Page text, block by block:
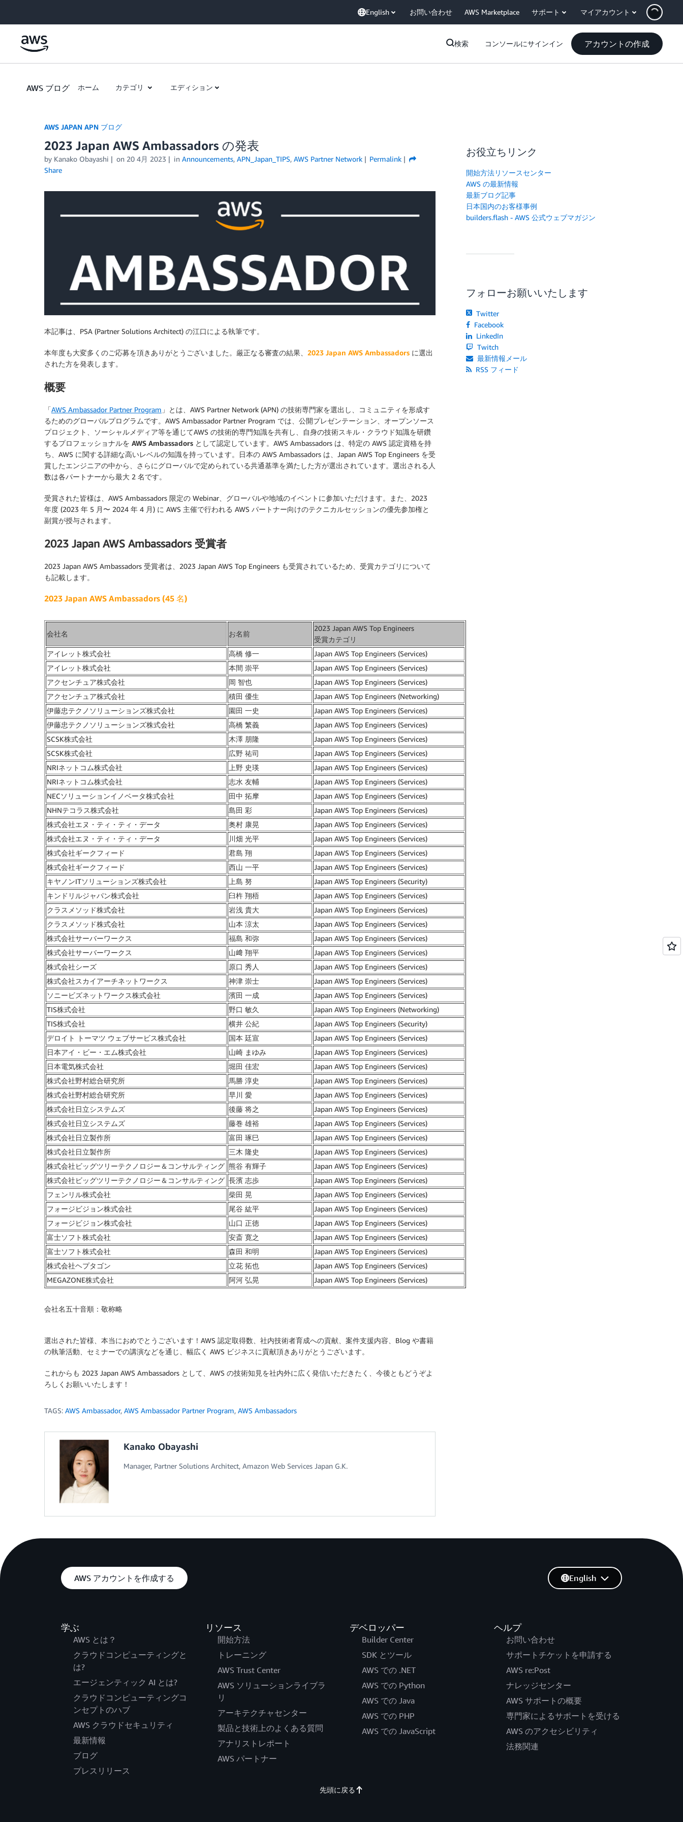
English お問い合わせ AWS Marketplace サポート マイアカウント
検索 コンソールにサインイン アカウントの作成
AWS ブログ ホーム カテゴリ エディション
AWS JAPAN APN ブログ
2023 Japan AWS Ambassadors の発表
by Kanako Obayashi on 20 4月 2023 in Announcements, APN_Japan_TIPS, AWS Partner Network
Permalink
Share
本記事は、PSA (Partner Solutions Architect) の江口による執筆です。
本年度も大変多くのご応募を頂きありがとうございました。厳正なる審査の結果、 2023 Japan AWS Ambassadors に選出
された方を発表します。
概要
「AWS Ambassador Partner Program 」とは、AWS Partner Network (APN) の技術専門家を選出し、コミュニティを形成す
るためのグローバルプログラムです。AWS Ambassador Partner Program では、公開プレゼンテーション、オープンソース
プロジェクト、ソーシャルメディア等を通じてAWS の技術的専門知識を共有し、自身の技術スキル・クラウド知識を研鑽
するプロフェッショナルを AWS Ambassadors として認定しています。AWS Ambassadors は、特定の AWS 認定資格を持
ち、AWS に関する詳細な高いレベルの知識を持っています。日本の AWS Ambassadors は、Japan AWS Top Engineers を受
賞したエンジニアの中から、さらにグローバルで定められている共通基準を満たした方が選出されています。選出される人
数は各パートナーから最大 2 名です。
受賞された皆様は、AWS Ambassadors 限定の Webinar、グローバルや地域のイベントに参加いただけます。また、2023
年度 (2023 年 5 月〜 2024 年 4 月) に AWS 主催で行われる AWS パートナー向けのテクニカルセッションの優先参加権と
副賞が授与されます。
2023 Japan AWS Ambassadors 受賞者
2023 Japan AWS Ambassadors 受賞者は、2023 Japan AWS Top Engineers も受賞されているため、受賞カテゴリについて
も記載します。
2023 Japan AWS Ambassadors (45 名)
会社名 お名前
2023 Japan AWS Top Engineers
受賞カテゴリ
アイレット株式会社
高橋 修一
Japan AWS Top Engineers (Services)
アイレット株式会社
本間 崇平
Japan AWS Top Engineers (Services)
アクセンチュア株式会社
岡 智也
Japan AWS Top Engineers (Services)
アクセンチュア株式会社
積田 優生
Japan AWS Top Engineers (Networking)
伊藤忠テクノソリューションズ株式会社
園田 一史
Japan AWS Top Engineers (Services)
伊藤忠テクノソリューションズ株式会社
高橋 繁義
Japan AWS Top Engineers (Services)
SCSK株式会社
木澤 朋隆
Japan AWS Top Engineers (Services)
SCSK株式会社
広野 祐司
Japan AWS Top Engineers (Services)
NRIネットコム株式会社
上野 史瑛
Japan AWS Top Engineers (Services)
NRIネットコム株式会社
志水 友輔
Japan AWS Top Engineers (Services)
NECソリューションイノベータ株式会社
田中 拓摩
Japan AWS Top Engineers (Services)
NHNテコラス株式会社
島田 彩
Japan AWS Top Engineers (Services)
株式会社エヌ・ティ・ティ・データ
奥村 康晃
Japan AWS Top Engineers (Services)
株式会社エヌ・ティ・ティ・データ
川畑 光平
Japan AWS Top Engineers (Services)
株式会社ギークフィード
君島 翔
Japan AWS Top Engineers (Services)
株式会社ギークフィード
西山 一平
Japan AWS Top Engineers (Services)
キヤノンITソリューションズ株式会社
上島 努
Japan AWS Top Engineers (Security)
キンドリルジャパン株式会社
臼杵 翔梧
Japan AWS Top Engineers (Services)
クラスメソッド株式会社
岩浅 貴大
Japan AWS Top Engineers (Services)
クラスメソッド株式会社
山本 涼太
Japan AWS Top Engineers (Services)
株式会社サーバーワークス
福島 和弥
Japan AWS Top Engineers (Services)
株式会社サーバーワークス
山﨑 翔平
Japan AWS Top Engineers (Services)
株式会社シーズ
原口 秀人
Japan AWS Top Engineers (Services)
株式会社スカイアーチネットワークス
神津 崇士
Japan AWS Top Engineers (Services)
ソニービズネットワークス株式会社
濱田 一成
Japan AWS Top Engineers (Services)
TIS株式会社
野口 敏久
Japan AWS Top Engineers (Networking)
TIS株式会社
横井 公紀
Japan AWS Top Engineers (Security)
デロイト トーマツ ウェブサービス株式会社
国本 廷宣
Japan AWS Top Engineers (Services)
日本アイ・ビー・エム株式会社
山崎 まゆみ
Japan AWS Top Engineers (Services)
日本電気株式会社
堀田 佳宏
Japan AWS Top Engineers (Services)
株式会社野村総合研究所
馬勝 淳史
Japan AWS Top Engineers (Services)
株式会社野村総合研究所
早川 愛
Japan AWS Top Engineers (Services)
株式会社日立システムズ
後藤 将之
Japan AWS Top Engineers (Services)
株式会社日立システムズ
藤巻 雄裕
Japan AWS Top Engineers (Services)
株式会社日立製作所
富田 琢巳
Japan AWS Top Engineers (Services)
株式会社日立製作所
三木 隆史
Japan AWS Top Engineers (Services)
株式会社ビッグツリーテクノロジー＆コンサルティング 熊谷 有輝子
Japan AWS Top Engineers (Services)
株式会社ビッグツリーテクノロジー＆コンサルティング 長濱 志歩
Japan AWS Top Engineers (Services)
フェンリル株式会社
柴田 晃
Japan AWS Top Engineers (Services)
フォージビジョン株式会社
尾谷 紘平
Japan AWS Top Engineers (Services)
フォージビジョン株式会社
山口 正徳
Japan AWS Top Engineers (Services)
富士ソフト株式会社
安斎 寛之
Japan AWS Top Engineers (Services)
富士ソフト株式会社
森田 和明
Japan AWS Top Engineers (Services)
株式会社ヘプタゴン
立花 拓也
Japan AWS Top Engineers (Services)
MEGAZONE株式会社
阿河 弘晃 Japan AWS Top Engineers (Services)
会社名五十音順：敬称略
選出された皆様、本当におめでとうございます！AWS 認定取得数、社内技術者育成への貢献、案件支援内容、Blog や書籍
の執筆活動、セミナーでの講演などを通じ、幅広く AWS ビジネスに貢献頂きありがとうございます。
これからも 2023 Japan AWS Ambassadors として、AWS の技術知見を社内外に広く発信いただきたく、今後ともどうぞよ
ろしくお願いいたします！
TAGS: AWS Ambassador, AWS Ambassador Partner Program, AWS Ambassadors
Kanako Obayashi
Manager, Partner Solutions Architect, Amazon Web Services Japan G.K.
お役立ちリンク
開始方法リソースセンター
AWS の最新情報
最新ブログ記事
日本国内のお客様事例
builders.flash - AWS 公式ウェブマガジン
フォローお願いいたします
Twitter
Facebook
LinkedIn
Twitch
最新情報メール
RSS フィード
AWS アカウントを作成する
学ぶ
AWS とは？
クラウドコンピューティングと
は?
エージェンティック AI とは?
クラウドコンピューティングコ
ンセプトのハブ
AWS クラウドセキュリティ
最新情報
ブログ
プレスリリース
リソース
開始方法
トレーニング
AWS Trust Center
AWS ソリューションライブラ
リ
アーキテクチャセンター
製品と技術上のよくある質問
アナリストレポート
AWS パートナー
デベロッパー
Builder Center
SDK とツール
AWS での .NET
AWS での Python
AWS での Java
AWS での PHP
AWS での JavaScript
ヘルプ
お問い合わせ
サポートチケットを申請する
AWS re:Post
ナレッジセンター
AWS サポートの概要
専門家によるサポートを受ける
AWS のアクセシビリティ
法務関連
English
先頭に戻る